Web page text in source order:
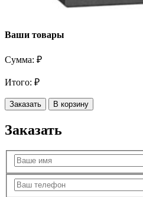
Ваши товары
Сумма: ₽
Итого: ₽
Заказать В корзину
Заказать